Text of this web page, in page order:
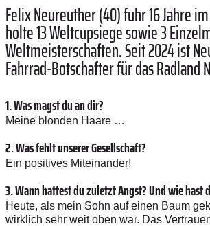
Felix Neureuther (40) fuhr 16 Jahre
holte 13 Weltcupsiege sowie 3
Weltmeisterschaften. Seit 2024 ist
Fahrrad-Botschafter für das Radland
1. Was magst du an dir?
Meine blonden Haare …
2. Was fehlt ­unserer ­Gesellschaft?
Ein positives ­Miteinander!
3. Wann hattest du zuletzt Angst? Und wie hast
Heute, als mein Sohn auf einen Baum
wirklich sehr weit oben war. Das